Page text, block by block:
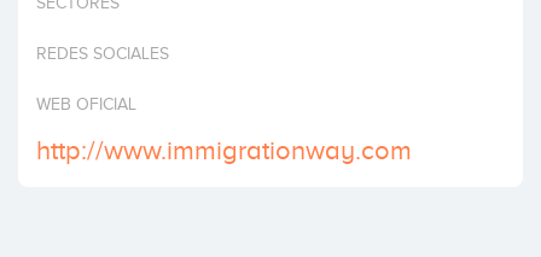
REDES SOCIALES
WEB OFICIAL
http://www.immigrationway.com